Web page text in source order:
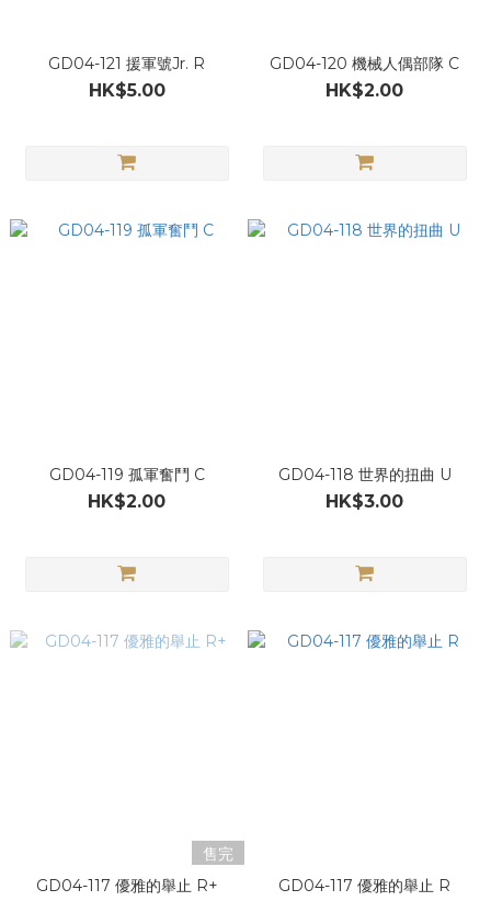
GD04-121 援軍號Jr. R
HK$5.00
GD04-120 機械人偶部隊 C
HK$2.00
GD04-119 孤軍奮鬥 C
HK$2.00
GD04-118 世界的扭曲 U
HK$3.00
售完
GD04-117 優雅的舉止 R+
GD04-117 優雅的舉止 R